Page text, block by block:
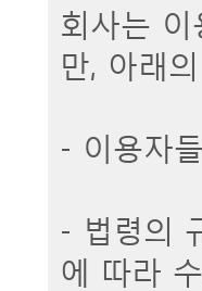
회사는
만, 아래
- 이용자
- 법령의
에 따라